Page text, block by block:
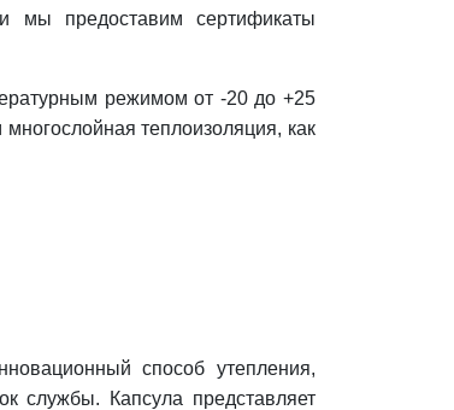
мы предоставим сертификаты
режимом от -20 до +25
теплоизоляция, как
способ утепления,
службы. Капсула представляет